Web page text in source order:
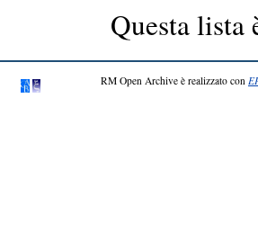
Questa lista
RM Open Archive è realizzato con